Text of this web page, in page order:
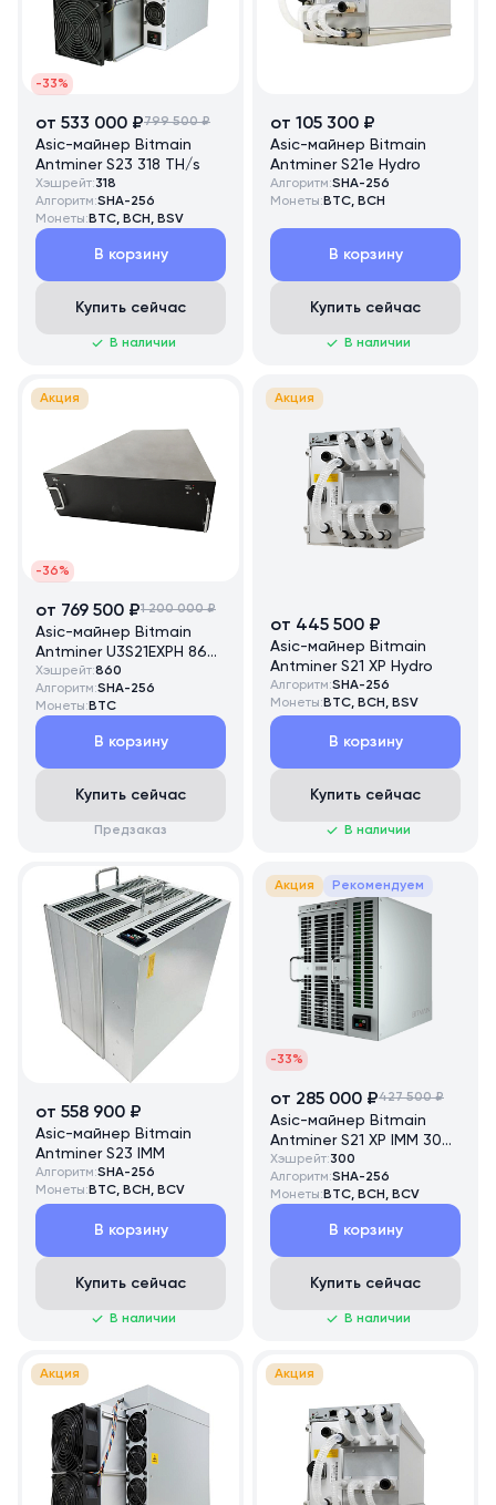
-33%
от 533 000 ₽799 500 ₽
Asic-майнер Bitmain
Antminer S23 318 TH/s
Хэшрейт:318
Алгоритм:SHA-256
Монеты: BTC, BCH, BSV
В корзину
Купить сейчас
В наличии
от 105 300 ₽
Asic-майнер Bitmain
Antminer S21e Hydro
Алгоритм:SHA-256
Монеты: BTC, BCH
В корзину
Купить сейчас
В наличии
Акция
-36%
от 769 500 ₽1 200 000 ₽
Asic-майнер Bitmain
Antminer U3S21EXPH 860
TH/s
Хэшрейт:860
Алгоритм:SHA-256
Монеты:BTC
В корзину
Купить сейчас
Предзаказ
Акция
от 445 500 ₽
Asic-майнер Bitmain
Antminer S21 XP Hydro
Алгоритм:SHA-256
Монеты: BTC, BCH, BSV
В корзину
Купить сейчас
В наличии
от 558 900 ₽
Asic-майнер Bitmain
Antminer S23 IMM
Алгоритм:SHA-256
Монеты:BTC, BCH, BCV
В корзину
Купить сейчас
В наличии
Акция Рекомендуем
-33%
от 285 000 ₽427 500 ₽
Asic-майнер Bitmain
Antminer S21 XP IMM 300
TH/s
Хэшрейт:300
Алгоритм:SHA-256
Монеты: BTC, BCH, BCV
В корзину
Купить сейчас
В наличии
Акция Акция